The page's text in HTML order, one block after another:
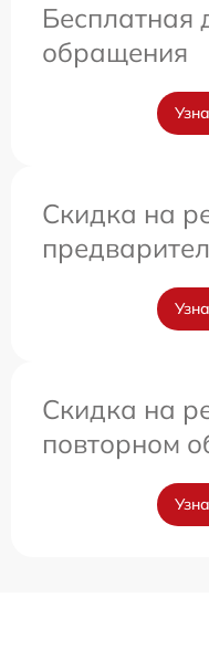
Бесплатная
обращения
Скидка на
Скидка на
повторном